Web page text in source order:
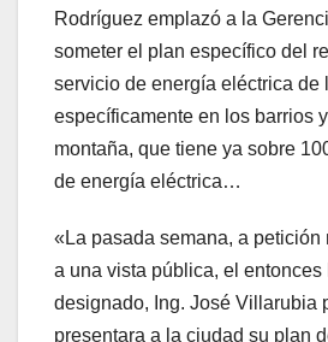
Rodríguez emplazó a la
someter el plan específico del
servicio de energía eléctrica de
específicamente en los barrios
montaña, que tiene ya sobre
de energía eléctrica…
«La pasada semana, a petición
a una vista pública, el entonces
designado, Ing. José Villarubia
presentara a la ciudad su plan